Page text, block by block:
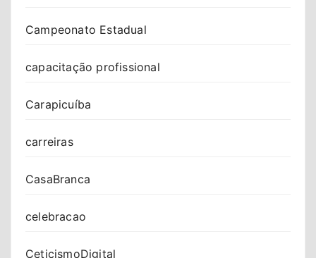
Campeonato Estadual
capacitação profissional
Carapicuíba
carreiras
CasaBranca
celebracao
CeticismoDigital